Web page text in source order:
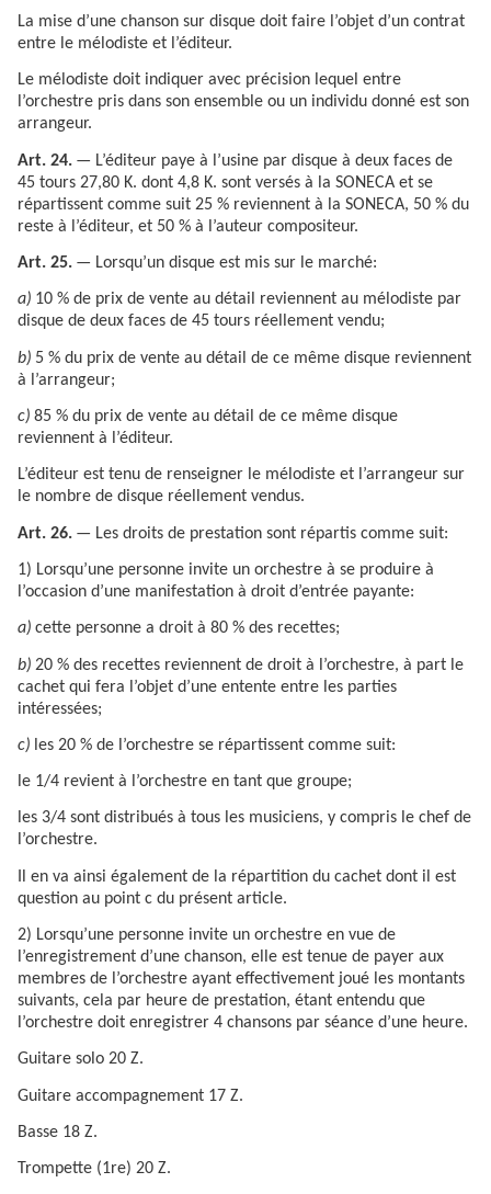
La mise d’une chanson sur disque doit faire l’objet d’un contrat
entre le mélodiste et l’éditeur.
Le mélodiste doit indiquer avec précision lequel entre
l’orchestre pris dans son ensemble ou un individu donné est son
arrangeur.
Art. 24. — L’éditeur paye à l’usine par disque à deux faces de
45 tours 27,80 K. dont 4,8 K. sont versés à la SONECA et se
répartissent comme suit 25 % reviennent à la SONECA, 50 % du
reste à l’éditeur, et 50 % à l’auteur compositeur.
Art. 25. — Lorsqu’un disque est mis sur le marché:
a) 10 % de prix de vente au détail reviennent au mélodiste par
disque de deux faces de 45 tours réellement vendu;
b) 5 % du prix de vente au détail de ce même disque reviennent
à l’arrangeur;
c) 85 % du prix de vente au détail de ce même disque
reviennent à l’éditeur.
L’éditeur est tenu de renseigner le mélodiste et l’arrangeur sur
le nombre de disque réellement vendus.
Art. 26. — Les droits de prestation sont répartis comme suit:
1) Lorsqu’une personne invite un orchestre à se produire à
l’occasion d’une manifestation à droit d’entrée payante:
a) cette personne a droit à 80 % des recettes;
b) 20 % des recettes reviennent de droit à l’orchestre, à part le
cachet qui fera l’objet d’une entente entre les parties
intéressées;
c) les 20 % de l’orchestre se répartissent comme suit:
le 1/4 revient à l’orchestre en tant que groupe;
les 3/4 sont distribués à tous les musiciens, y compris le chef de
l’orchestre.
Il en va ainsi également de la répartition du cachet dont il est
question au point c du présent article.
2) Lorsqu’une personne invite un orchestre en vue de
l’enregistrement d’une chanson, elle est tenue de payer aux
membres de l’orchestre ayant effectivement joué les montants
suivants, cela par heure de prestation, étant entendu que
l’orchestre doit enregistrer 4 chansons par séance d’une heure.
Guitare solo 20 Z.
Guitare accompagnement 17 Z.
Basse 18 Z.
Trompette (1re) 20 Z.